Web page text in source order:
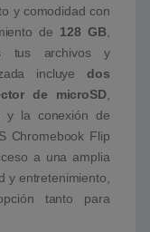
y comodidad con
de 128 GB,
tus archivos y
incluyedos
de microSD,
y la conexión de
Chromebook Flip
a una amplia
y entretenimiento,
tanto para